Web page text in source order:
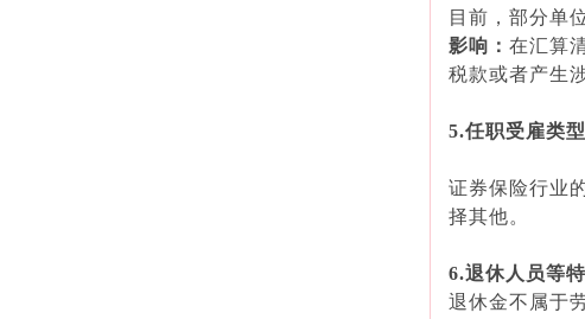
目前，部分单
影响： 在汇算
税款或者产生
5.任职受雇类
证券保险行业
择其他。
6.退休人员等
退休金不属于